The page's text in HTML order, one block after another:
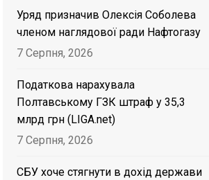
Уряд призначив Олексія Соболева
членом наглядової ради Нафтогазу
7 Серпня, 2026
Податкова нарахувала
Полтавському ГЗК штраф у 35,3
млрд грн (LIGA.net)
7 Серпня, 2026
СБУ хоче стягнути в дохід держави